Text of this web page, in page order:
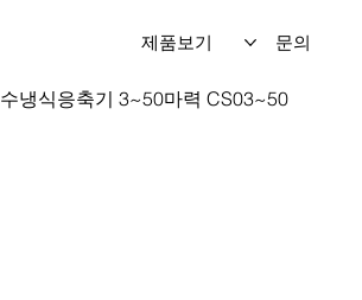
제품보기 문의
수냉식응축기 3~50마력 CS03~50